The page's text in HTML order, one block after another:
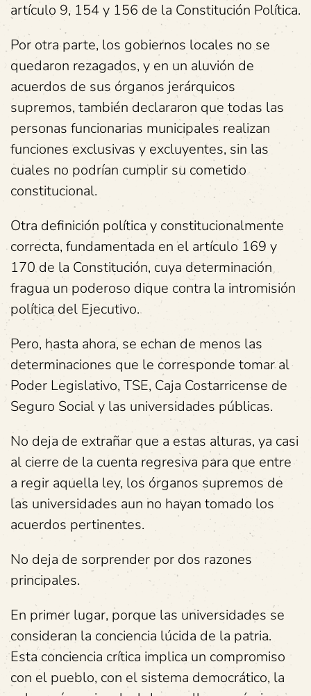
artículo 9, 154 y 156 de la Constitución Política.
Por otra parte, los gobiernos locales no se
quedaron rezagados, y en un aluvión de
acuerdos de sus órganos jerárquicos
supremos, también declararon que todas las
personas funcionarias municipales realizan
funciones exclusivas y excluyentes, sin las
cuales no podrían cumplir su cometido
constitucional.
Otra definición política y constitucionalmente
correcta, fundamentada en el artículo 169 y
170 de la Constitución, cuya determinación
fragua un poderoso dique contra la intromisión
política del Ejecutivo.
Pero, hasta ahora, se echan de menos las
determinaciones que le corresponde tomar al
Poder Legislativo, TSE, Caja Costarricense de
Seguro Social y las universidades públicas.
No deja de extrañar que a estas alturas, ya casi
al cierre de la cuenta regresiva para que entre
a regir aquella ley, los órganos supremos de
las universidades aun no hayan tomado los
acuerdos pertinentes.
No deja de sorprender por dos razones
principales.
En primer lugar, porque las universidades se
consideran la conciencia lúcida de la patria.
Esta conciencia crítica implica un compromiso
con el pueblo, con el sistema democrático, la